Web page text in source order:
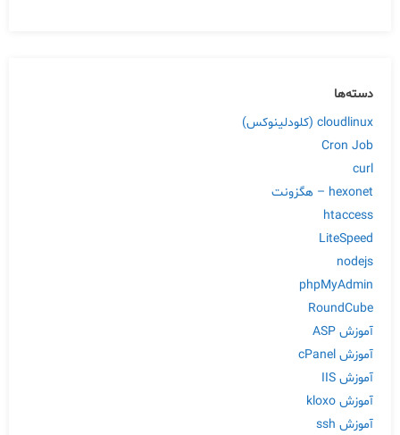
دسته‌ها
cloudlinux (کلودلینوکس)
Cron Job
curl
hexonet – هگزونت
htaccess
LiteSpeed
nodejs
phpMyAdmin
RoundCube
آموزش ASP
آموزش cPanel
آموزش IIS
آموزش kloxo
آموزش ssh